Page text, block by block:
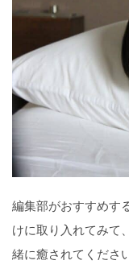
編集部がおすすめす
けに取り入れてみて
緒に癒されてくださ